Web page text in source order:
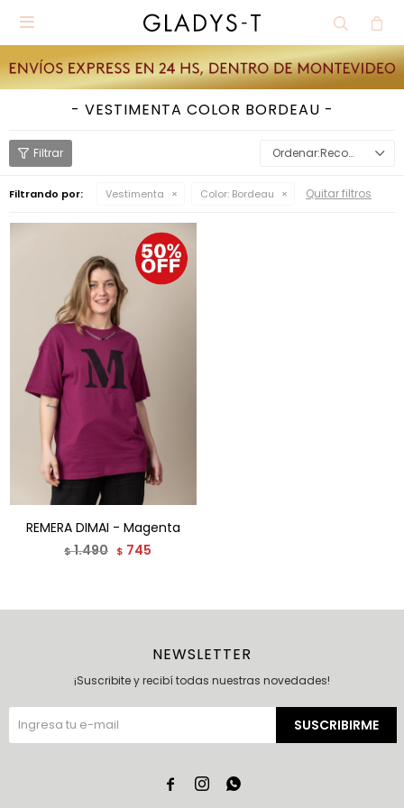

VESTIMENTA COLOR BORDEAU
Recomendados
Filtrando por: Vestimenta Color: Bordeau Quitar filtros
REMERA DIMAI - Magenta
$1.490 $ 745
NEWSLETTER
¡Suscribite y recibí todas nuestras novedades!
SUSCRIBIRME
  